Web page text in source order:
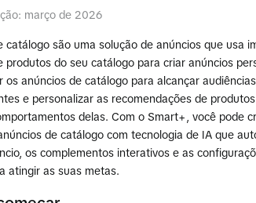
março de 2026
catálogo são uma solução de anúncios que usa
produtos do seu catálogo para criar anúncios
os anúncios de catálogo para alcançar
e personalizar as recomendações de
delas. Com o Smart+, você pode
de catálogo com tecnologia de IA que
os complementos interativos e as
atingir as suas metas.